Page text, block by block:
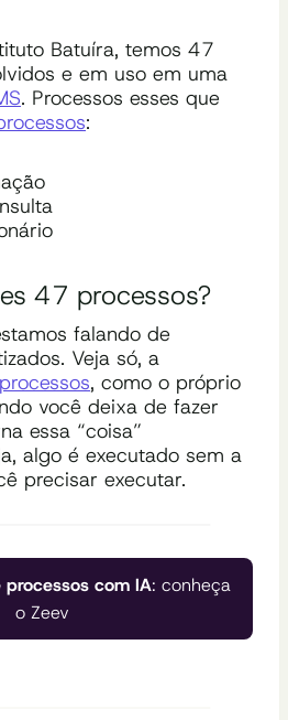
Batuíra, temos 47
e em uso em uma
. Processos esses que
:
47 processos?
falando de
Veja só, a
, como o próprio
você deixa de fazer
essa “coisa”
algo é executado sem a
precisar executar.
com IA: conheça
o Zeev